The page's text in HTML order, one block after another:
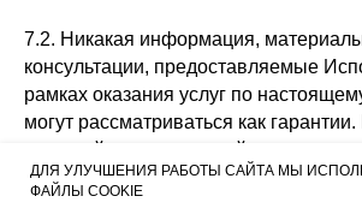
7.2. Никакая информация,
консультации, предоставляемые
рамках оказания услуг по
могут рассматриваться как
решений на основе всей
Исполнителем информации
исключительной компетенции
ДЛЯ УЛУЧШЕНИЯ РАБОТЫ САЙТА МЫ
ФАЙЛЫ COOKIE